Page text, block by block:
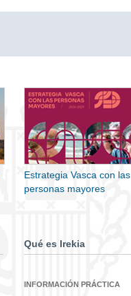
Estrategia Vasca con las
personas mayores
Qué es Irekia
INFORMACIÓN PRÁCTICA